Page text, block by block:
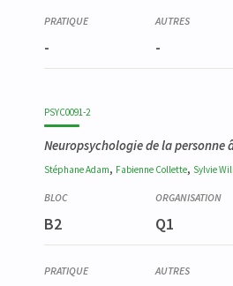
- -
PSYC0091-2
Neuropsychologie de la personne
StéphaneAdam, Fabienne Collette, Sylvie
B2 Q1